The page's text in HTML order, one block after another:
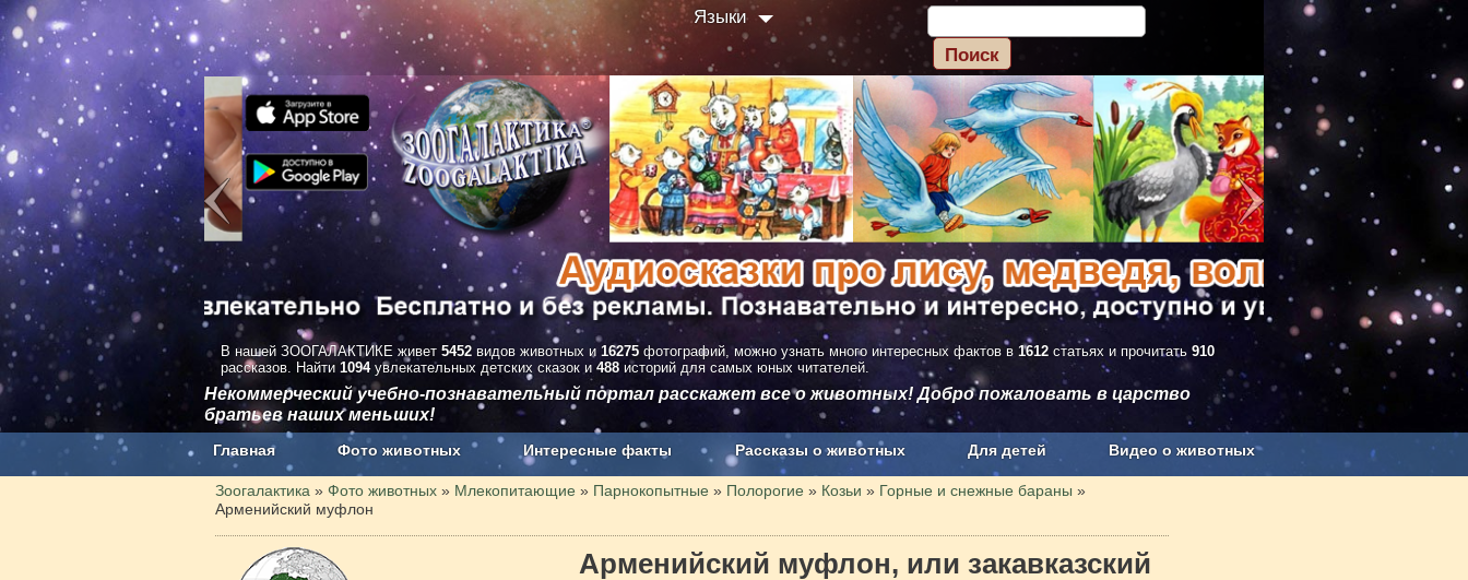
Языки
В нашей ЗООГАЛАКТИКЕ живет 5452 видов животных и 16275 фотографий, можно узнать много интересных фактов в 1612 статьях и прочитать 910
рассказов. Найти 1094увлекательных детских сказок и 488 историй для самых юных читателей.
Некоммерческий учебно-познавательный портал расскажет все о животных! Добро пожаловать в царство
братьев наших меньших!
Главная Фото животных Интересные факты Рассказы о животных Для детей Видео о животных
Наши приложения. Бесплатно и без рекламы О проекте
Зоогалактика » Фото животных » Млекопитающие » Парнокопытные » Полорогие » Козьи » Горные и снежные бараны »
Арменийский муфлон
Арменийский муфлон, или закавказский